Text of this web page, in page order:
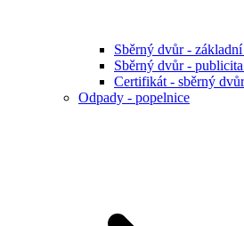
Sběrný dvůr -
Sběrný dvůr -
Certifikát - sběrný
Odpady - popelnice